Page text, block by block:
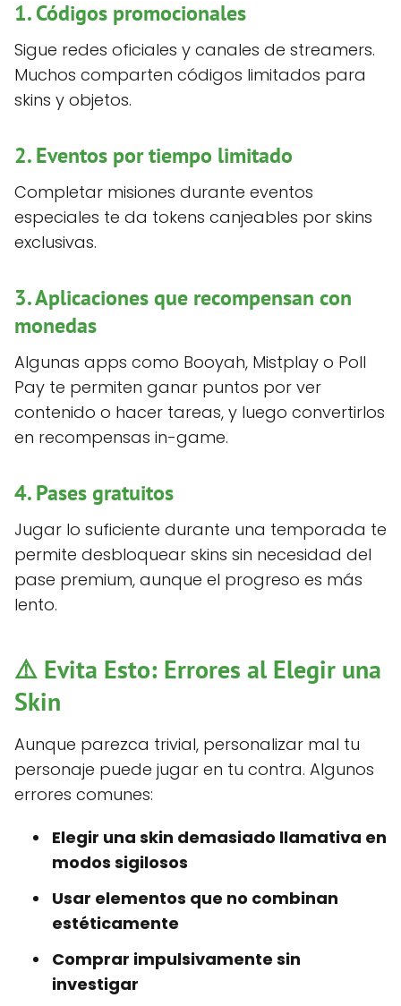
1.Códigos promocionales
Sigue redes oficiales y canales de streamers.
Muchos comparten códigos limitados para
skins y objetos.
2.Eventos por tiempo limitado
Completar misiones durante eventos
especiales te da tokens canjeables por skins
exclusivas.
3.Aplicaciones que recompensan con
monedas
Algunas apps como Booyah, Mistplay o Poll
Pay te permiten ganar puntos por ver
contenido o hacer tareas, y luego convertirlos
en recompensas in-game.
4.Pases gratuitos
Jugar lo suficiente durante una temporada te
permite desbloquear skins sin necesidad del
pase premium, aunque el progreso es más
lento.
⚠️ Evita Esto: Errores al Elegir una
Skin
Aunque parezca trivial, personalizar mal tu
personaje puede jugar en tu contra. Algunos
errores comunes:
Elegir una skin demasiado llamativa en
modos sigilosos
Usar elementos que no combinan
estéticamente
Comprar impulsivamente sin
investigar